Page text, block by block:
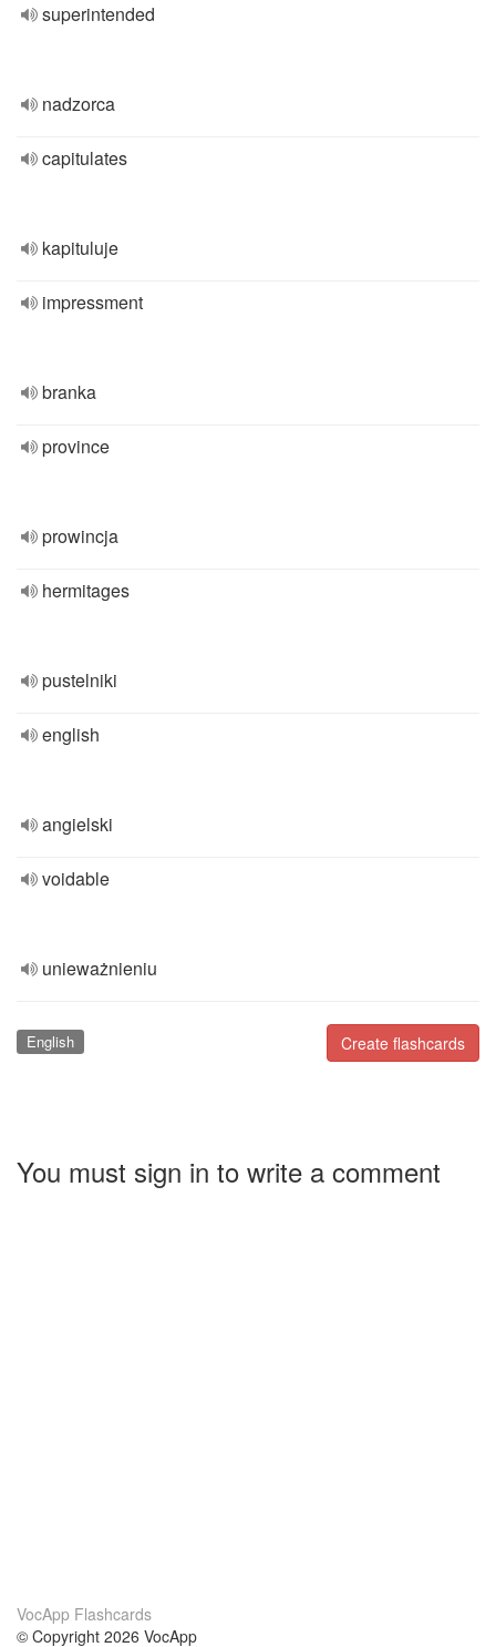
superintended
nadzorca
capitulates
kapituluje
impressment
branka
province
prowincja
hermitages
pustelniki
english
angielski
voidable
unieważnieniu
Create flashcards
English
You must sign in to write a comment
VocApp Flashcards
© Copyright 2026 VocApp